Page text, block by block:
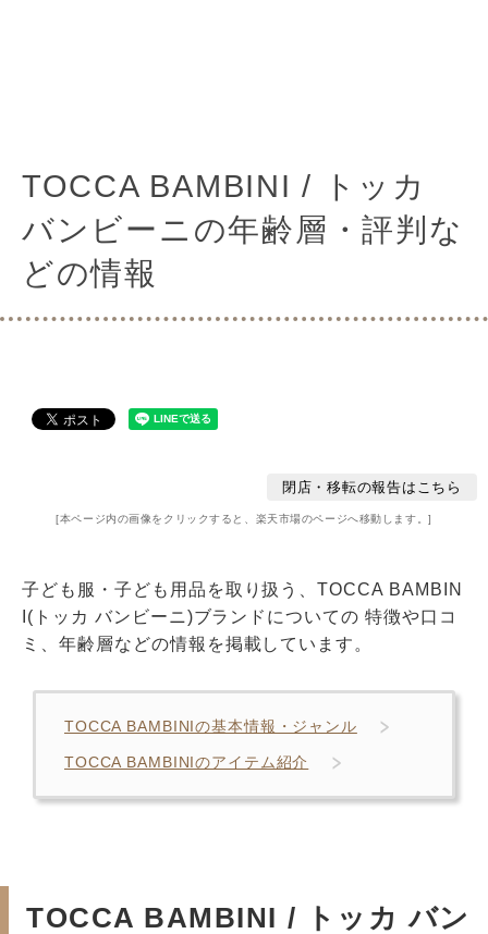
TOCCA BAMBINI / トッカ
バンビーニの年齢層・評判な
どの情報
閉店・移転の報告はこちら
[本ページ内の画像をクリックすると、楽天市場のページへ移動します。]
子ども服・子ども用品を取り扱う、TOCCA BAMBIN
I(トッカ バンビーニ)ブランドについての 特徴や口コ
ミ、年齢層などの情報を掲載しています。
TOCCA BAMBINIの基本情報・ジャンル
TOCCA BAMBINIのアイテム紹介
TOCCA BAMBINI / トッカ バン